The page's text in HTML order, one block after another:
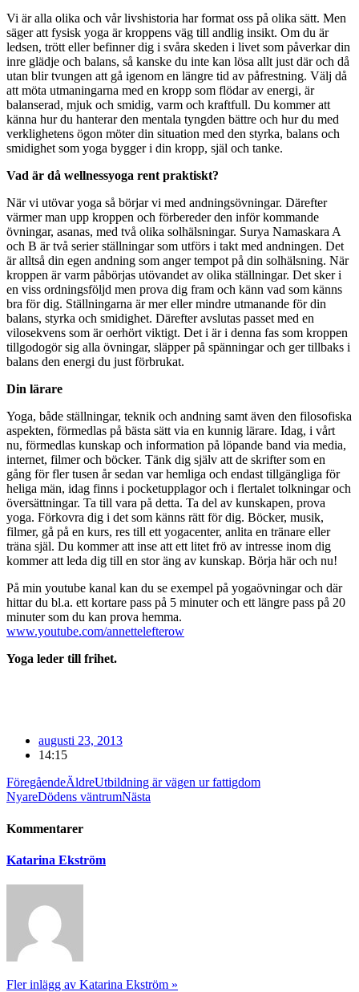
Vi är alla olika och vår livshistoria har format oss på olika sätt. Men
säger att fysisk yoga är kroppens väg till andlig insikt. Om du är
ledsen, trött eller befinner dig i svåra skeden i livet som påverkar din
inre glädje och balans, så kanske du inte kan lösa allt just där och då
utan blir tvungen att gå igenom en längre tid av påfrestning. Välj då
att möta utmaningarna med en kropp som flödar av energi, är
balanserad, mjuk och smidig, varm och kraftfull. Du kommer att
känna hur du hanterar den mentala tyngden bättre och hur du med
verklighetens ögon möter din situation med den styrka, balans och
smidighet som yoga bygger i din kropp, själ och tanke.
Vad är då wellnessyoga rent praktiskt?
När vi utövar yoga så börjar vi med andningsövningar. Därefter
värmer man upp kroppen och förbereder den inför kommande
övningar, asanas, med två olika solhälsningar. Surya Namaskara A
och B är två serier ställningar som utförs i takt med andningen. Det
är alltså din egen andning som anger tempot på din solhälsning. När
kroppen är varm påbörjas utövandet av olika ställningar. Det sker i
en viss ordningsföljd men prova dig fram och känn vad som känns
bra för dig. Ställningarna är mer eller mindre utmanande för din
balans, styrka och smidighet. Därefter avslutas passet med en
vilosekvens som är oerhört viktigt. Det i är i denna fas som kroppen
tillgodogör sig alla övningar, släpper på spänningar och ger tillbaks i
balans den energi du just förbrukat.
Din lärare
Yoga, både ställningar, teknik och andning samt även den filosofiska
aspekten, förmedlas på bästa sätt via en kunnig lärare. Idag, i vårt
nu, förmedlas kunskap och information på löpande band via media,
internet, filmer och böcker. Tänk dig själv att de skrifter som en
gång för fler tusen år sedan var hemliga och endast tillgängliga för
heliga män, idag finns i pocketupplagor och i flertalet tolkningar och
översättningar. Ta till vara på detta. Ta del av kunskapen, prova
yoga. Förkovra dig i det som känns rätt för dig. Böcker, musik,
filmer, gå på en kurs, res till ett yogacenter, anlita en tränare eller
träna själ. Du kommer att inse att ett litet frö av intresse inom dig
kommer att leda dig till en stor äng av kunskap. Börja här och nu!
På min youtube kanal kan du se exempel på yogaövningar och där
hittar du bl.a. ett kortare pass på 5 minuter och ett längre pass på 20
minuter som du kan prova hemma.
www.youtube.com/annettelefterow
Yoga leder till frihet.
augusti 23, 2013
14:15
FöregåendeÄldreUtbildning är vägen ur fattigdom
NyareDödens väntrumNästa
Kommentarer
Katarina Ekström
Fler inlägg av Katarina Ekström »